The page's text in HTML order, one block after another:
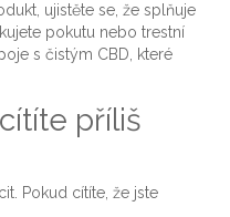
ujistěte se, že splňuje
pokutu nebo trestní
s čistým CBD, které
příliš
Pokud cítíte, že jste